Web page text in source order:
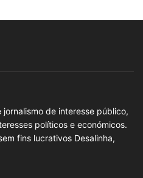
de interesse público,
políticos e económicos.
fins lucrativos Desalinha,